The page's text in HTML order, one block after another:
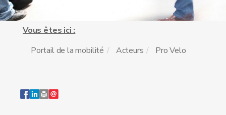
Vous êtes ici :
Portail de la mobilité
Acteurs Pro Velo